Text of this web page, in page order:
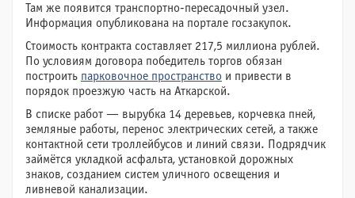
Там же появится транспортно-пересадочный узел.
Информация опубликована на портале госзакупок.
Стоимость контракта составляет 217,5 миллиона рублей.
По условиям договора победитель торгов обязан
построить парковочное пространство и привести в
порядок проезжую часть на Аткарской.
В списке работ — вырубка 14 деревьев, корчевка пней,
земляные работы, перенос электрических сетей, а также
контактной сети троллейбусов и линий связи. Подрядчик
займётся укладкой асфальта, установкой дорожных
знаков, созданием систем уличного освещения и
ливневой канализации.